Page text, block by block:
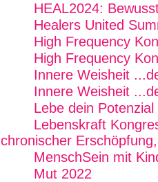
HEAL2024:
Healers United
High Frequency
High Frequency
Innere Weisheit
Innere Weisheit
Lebe dein Potenzial
Lebenskraft
chronischer
MenschSein mit
Mut 2022